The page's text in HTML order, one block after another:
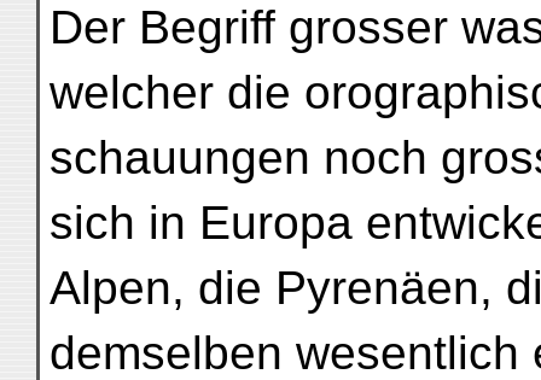
Der Begriff grosser
welcher die
schauungen noch
sich in Europa
Alpen, die Pyrenäen,
demselben wesentlich